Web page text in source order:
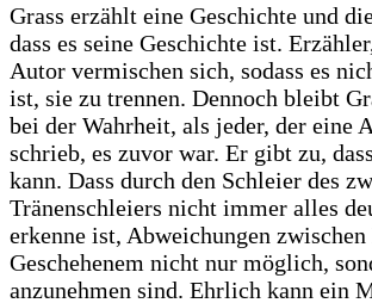
Grass erzählt eine Geschichte und
dass es seine Geschichte ist.
Autor vermischen sich, sodass es
ist, sie zu trennen. Dennoch bleibt
bei der Wahrheit, als jeder, der eine
schrieb, es zuvor war. Er gibt zu,
kann. Dass durch den Schleier des
Tränenschleiers nicht immer alles
erkenne ist, Abweichungen
Geschehenem nicht nur möglich,
anzunehmen sind. Ehrlich kann ein